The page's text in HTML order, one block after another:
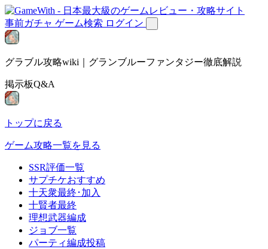
事前ガチャ ゲーム検索 ログイン
グラブル攻略wiki｜グランブルーファンタジー徹底解説
掲示板Q&A
トップに戻る
ゲーム攻略一覧を見る
SSR評価一覧
サプチケおすすめ
十天衆最終･加入
十賢者最終
理想武器編成
ジョブ一覧
パーティ編成投稿